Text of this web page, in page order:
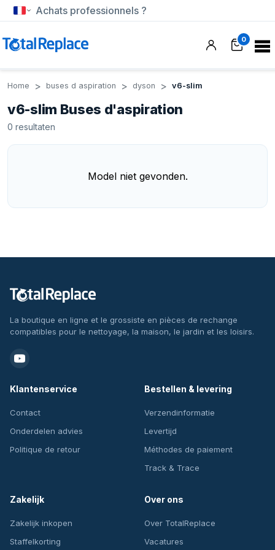
Achats professionnels ?
0
Home buses d aspiration dyson v6-slim
v6-slim Buses d'aspiration
0 resultaten
Model niet gevonden.
La boutique en ligne et le grossiste en pièces de rechange
compatibles pour le nettoyage, la maison, le jardin et les loisirs.
Klantenservice
Contact
Onderdelen advies
Politique de retour
Bestellen & levering
Verzendinformatie
Levertijd
Méthodes de paiement
Track & Trace
Zakelijk
Zakelijk inkopen
Staffelkorting
Over ons
Over TotalReplace
Vacatures